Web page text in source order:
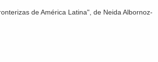
de América Latina", de Neida Albornoz-